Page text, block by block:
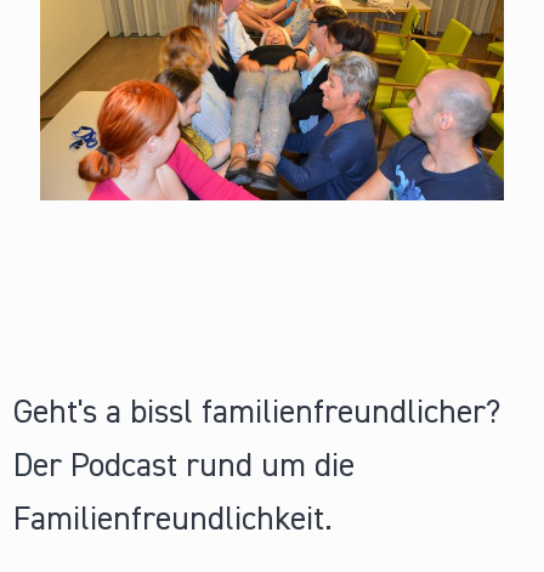
Geht's a bissl familienfreundlicher?
Der Podcast rund um die
Familienfreundlichkeit.